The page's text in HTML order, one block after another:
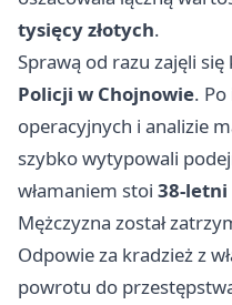
tysięcy złotych.
Sprawą od razu zajęli
Policji w Chojnowie.
operacyjnych i analizie
szybko wytypowali
włamaniem stoi 38-letni
Mężczyzna został
Odpowie za kradzież z
powrotu do